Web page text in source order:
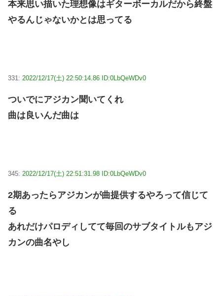
本来思い描いた理想像はギターボーカルだから終盤
やるんじゃないかとは思ってる
331: 2022/12/17(土) 22:50:14.86 ID:0LbQeWDv0
ついでにアジカン聞いてくれ
曲は良いんだ曲は
345: 2022/12/17(土) 22:51:31.98 ID:0LbQeWDv0
2期あったらアジカンが曲提供するやろって信じて
る
あれだけパロディしてて毎回のサブタイトルもアジ
カンの曲名やし